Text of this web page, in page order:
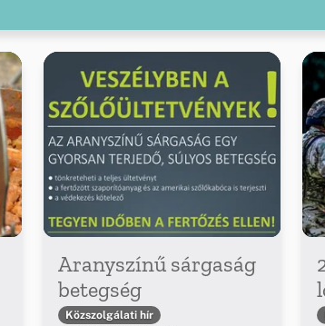
Aranyszínű sárgaság
betegség
Közszolgálati hír